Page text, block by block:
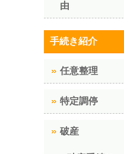
由
手続き紹介
任意整理
特定調停
破産